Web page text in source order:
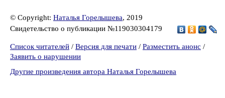
© Copyright: Наталья Горелышева, 2019
Свидетельство о публикации №119030304179
Список читателей / Версия для печати / Разместить анонс /
Заявить о нарушении
Другие произведения автора Наталья Горелышева